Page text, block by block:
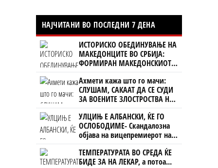
НАЈЧИТАНИ ВО ПОСЛЕДНИ 7 ДЕНА
ИСТОРИСКО ОБЕДИНУВАЊЕ НА
МАКЕДОНЦИТЕ ВО СРБИЈА:
ФОРМИРАН МАКЕДОНСКИОТ
НАЦИОНАЛЕН СОЈУЗ
Ахмети кажа што го мачи:
СЛУШАМ, САКААТ ДА СЕ СУДИ
ЗА ВОЕНИТЕ ЗЛОСТРОСТВА НА
УЧК...
УЛЦИЊ Е АЛБАНСКИ, ЌЕ ГО
ОСЛОБОДИМЕ- Скандалозна
објава на вицепремиерот на
Црна Гора
ТЕМПЕРАТУРАТА ВО СРЕДА ЌЕ
БИДЕ ЗА НА ЛЕКАР, а потоа...